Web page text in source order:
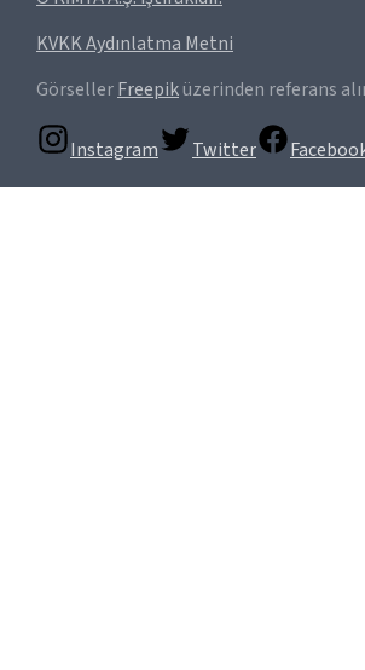
KVKK Aydınlatma Metni
GörsellerFreepiküzerinden referans
Instagram Twitter